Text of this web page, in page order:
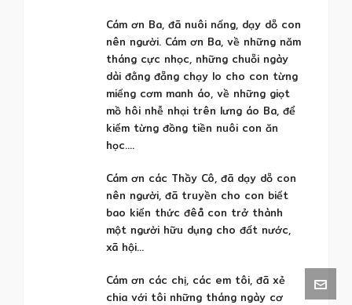
Cám ơn Ba, đã nuôi nấng, dạy dỗ con
nên người. Cám ơn Ba, về những năm
tháng cực nhọc, những chuỗi ngày
dài đằng đẵng chạy lo cho con từng
miếng cơm manh áo, về những giọt
mồ hôi nhễ nhại trên lưng áo Ba, để
kiếm từng đồng tiền nuôi con ăn
học….
Cám ơn các Thầy Cô, đã dạy dỗ con
nên người, đã truyền cho con biết
bao kiến thức đêå con trở thành
một người hữu dụng cho đất nước,
xã hội…
Cám ơn các chị, các em tôi, đã xẻ
chia với tôi những tháng ngày cơ